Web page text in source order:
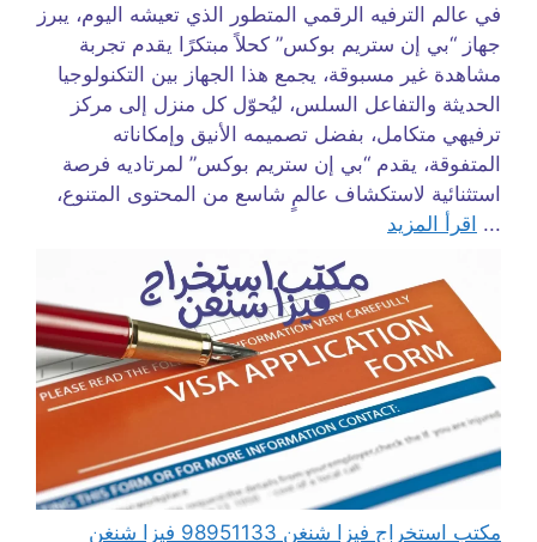
في عالم الترفيه الرقمي المتطور الذي تعيشه اليوم، يبرز
جهاز “بي إن ستريم بوكس” كحلاً مبتكرًا يقدم تجربة
مشاهدة غير مسبوقة، يجمع هذا الجهاز بين التكنولوجيا
الحديثة والتفاعل السلس، ليُحوّل كل منزل إلى مركز
ترفيهي متكامل، بفضل تصميمه الأنيق وإمكاناته
المتفوقة، يقدم “بي إن ستريم بوكس” لمرتاديه فرصة
استثنائية لاستكشاف عالمٍ شاسع من المحتوى المتنوع،
... اقرأ المزيد
مكتب استخراج فيزا شنغن 98951133 فيزا شنغن